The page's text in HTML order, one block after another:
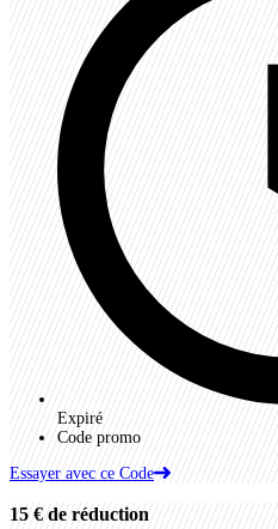
Expiré
Code promo
Essayer avec ce Code
15 € de réduction